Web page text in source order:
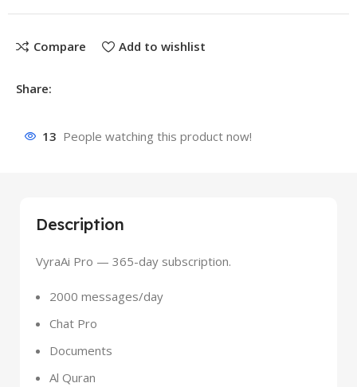
Compare Add to wishlist
Share:
13 People watching this product now!
Description
VyraAi Pro — 365-day subscription.
2000 messages/day
Chat Pro
Documents
Al Quran